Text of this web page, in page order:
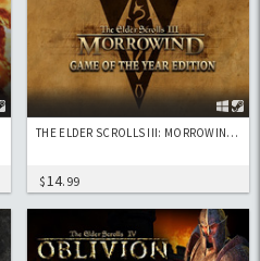
THE ELDER SCROLLS III: MORROWIND GAME OF THE YEAR EDITION
$ 14.99